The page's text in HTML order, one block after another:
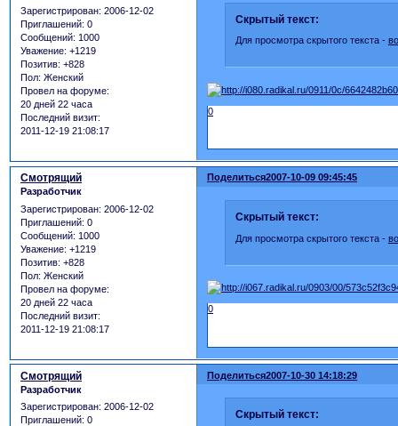
Зарегистрирован: 2006-12-02
Приглашений: 0
Сообщений: 1000
Уважение: +1219
Позитив: +828
Пол: Женский
Провел на форуме:
20 дней 22 часа
Последний визит:
2011-12-19 21:08:17
Скрытый текст:
Для просмотра скрытого текста -
0
Поделиться2007-10-09 09:45:45
Смотрящий
Разработчик
Зарегистрирован: 2006-12-02
Приглашений: 0
Сообщений: 1000
Уважение: +1219
Позитив: +828
Пол: Женский
Провел на форуме:
20 дней 22 часа
Последний визит:
2011-12-19 21:08:17
Скрытый текст:
Для просмотра скрытого текста -
0
Поделиться2007-10-30 14:18:29
Смотрящий
Разработчик
Зарегистрирован: 2006-12-02
Приглашений: 0
Скрытый текст: